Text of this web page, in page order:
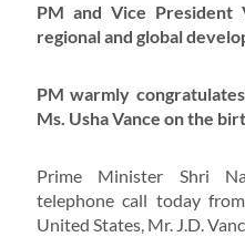
PM and Vice President
regional and global
PM warmly
Ms. Usha Vance on the
Prime Minister Shri
telephone call today
United States, Mr. J.D.